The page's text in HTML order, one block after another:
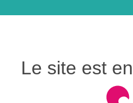
Le site est